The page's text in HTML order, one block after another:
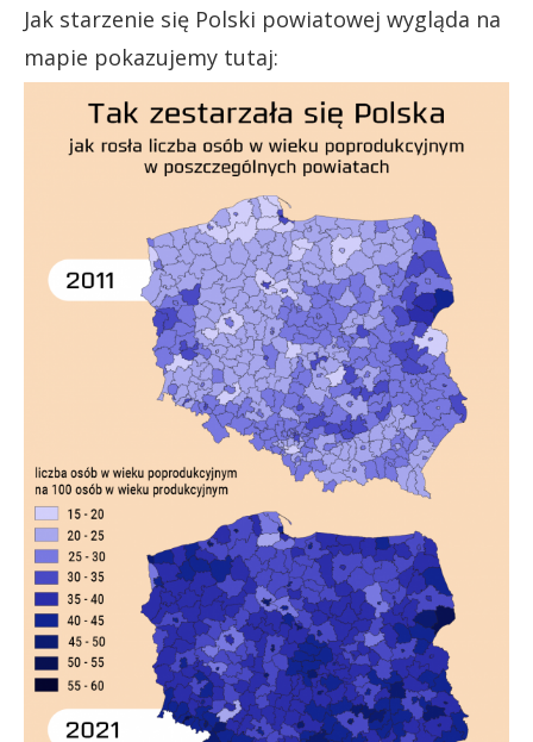
Jak starzenie się Polski powiatowej wygląda na
mapie pokazujemy tutaj: